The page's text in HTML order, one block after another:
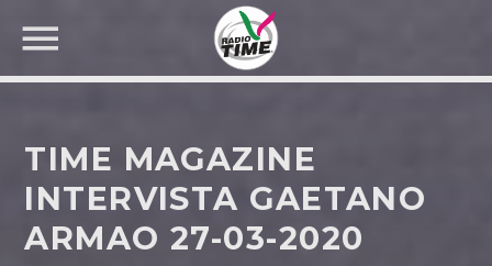
CERCA NEL SITO WEB:
TIME MAGAZINE
INTERVISTA GAETANO
ARMAO 27-03-2020